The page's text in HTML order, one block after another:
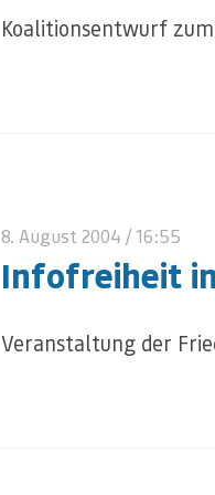
Koalitionsentwurf
8. August 2004 / 16:55
Infofreiheit
Veranstaltung der